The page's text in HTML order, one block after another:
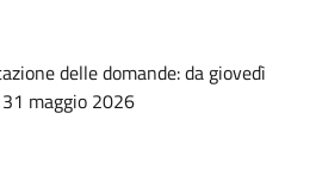
delle domande: da giovedì
maggio 2026